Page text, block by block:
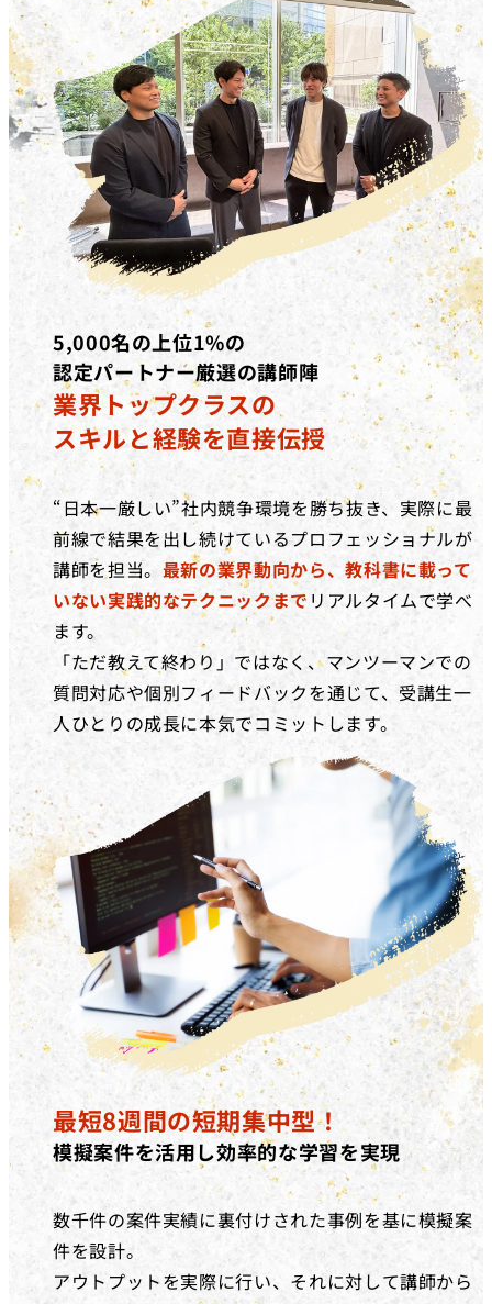
5,000名の上位1%の
認定パートナー厳選の講師陣
業界トップクラスの
スキルと経験を直接伝授
“日本一厳しい”社内競争環境を勝ち抜き、実際に最
前線で結果を出し続けているプロフェッショナルが
講師を担当。 最新の業界動向から、教科書に載って
いない実践的なテクニックまで リアルタイムで学べ
ます。
「ただ教えて終わり」ではなく、マンツーマンでの
質問対応や個別フィードバックを通じて、受講生一
人ひとりの成長に本気でコミットします。
最短8週間の短期集中型！
模擬案件を活用し効率的な学習を実現
数千件の案件実績に裏付けされた事例を基に模擬案
件を設計。
アウトプットを実際に行い、それに対して講師から